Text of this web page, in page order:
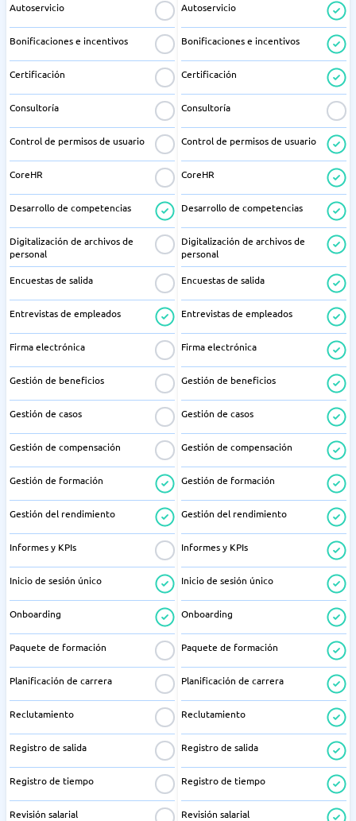
Autoservicio
Bonificaciones e incentivos
Certificación
Consultoría
Control de permisos de usuario
CoreHR
Desarrollo de competencias
Digitalización de archivos de
personal
Encuestas de salida
Entrevistas de empleados
Firma electrónica
Gestión de beneficios
Gestión de casos
Gestión de compensación
Gestión de formación
Gestión del rendimiento
Informes y KPIs
Inicio de sesión único
Onboarding
Paquete de formación
Planificación de carrera
Reclutamiento
Registro de salida
Registro de tiempo
Revisión salarial
Autoservicio
Bonificaciones e incentivos
Certificación
Consultoría
Control de permisos de usuario
CoreHR
Desarrollo de competencias
Digitalización de archivos de
personal
Encuestas de salida
Entrevistas de empleados
Firma electrónica
Gestión de beneficios
Gestión de casos
Gestión de compensación
Gestión de formación
Gestión del rendimiento
Informes y KPIs
Inicio de sesión único
Onboarding
Paquete de formación
Planificación de carrera
Reclutamiento
Registro de salida
Registro de tiempo
Revisión salarial